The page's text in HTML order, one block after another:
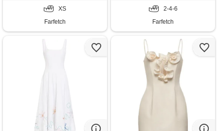
XS
Farfetch
2-4-6
Farfetch